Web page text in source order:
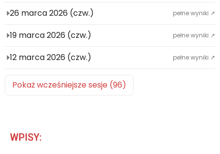
26 marca 2026 (czw.) pełne wyniki ↗
19 marca 2026 (czw.) pełne wyniki ↗
12 marca 2026 (czw.) pełne wyniki ↗
Pokaż wcześniejsze sesje (96)
WPISY: